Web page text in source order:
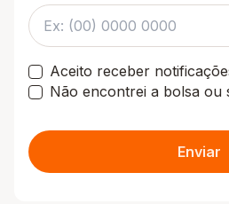
Aceito receber
Não encontrei a bolsa ou
Enviar